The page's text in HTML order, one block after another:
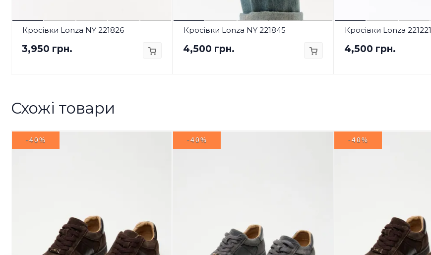
Кросівки Lonza NY 221826
3,950 грн.
Кросівки Lonza NY 221845
4,500 грн.
Кросівки Lonza 221221
4,500 грн.
Схожі товари
-40% -40% -40%